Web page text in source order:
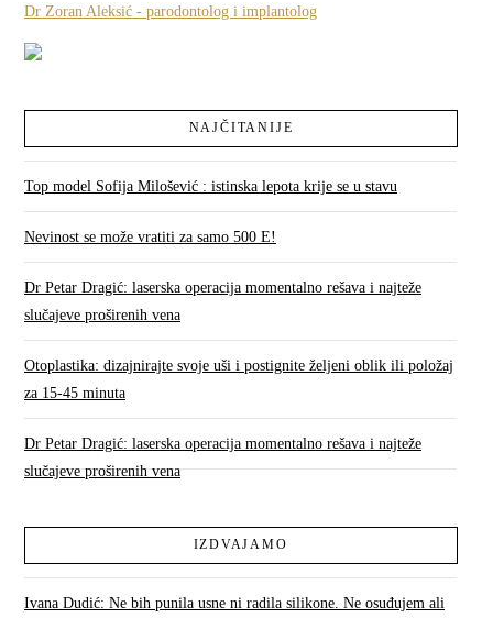
Dr Zoran Aleksić - parodontolog i implantolog
NAJČITANIJE
Top model Sofija Milošević : istinska lepota krije se u stavu
Nevinost se može vratiti za samo 500 E!
Dr Petar Dragić: laserska operacija momentalno rešava i najteže
slučajeve proširenih vena
Otoplastika: dizajnirajte svoje uši i postignite željeni oblik ili položaj
za 15-45 minuta
Dr Petar Dragić: laserska operacija momentalno rešava i najteže
slučajeve proširenih vena
IZDVAJAMO
Ivana Dudić: Ne bih punila usne ni radila silikone. Ne osuđujem ali